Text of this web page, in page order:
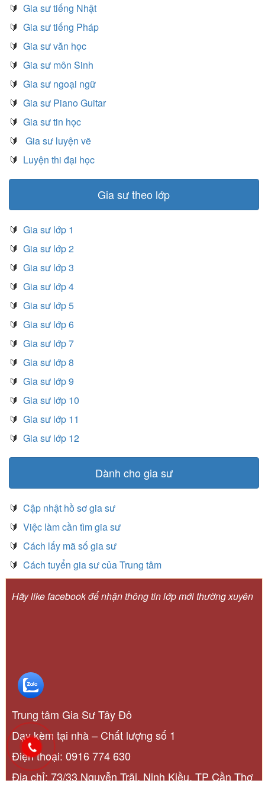
🔰 Gia sư tiếng Nhật
🔰 Gia sư tiếng Pháp
🔰 Gia sư văn học
🔰 Gia sư môn Sinh
🔰 Gia sư ngoại ngữ
🔰 Gia sư Piano Guitar
🔰 Gia sư tin học
🔰
Gia sư luyện vẽ
🔰 Luyện thi đại học
Gia sư theo lớp
🔰 Gia sư lớp 1
🔰 Gia sư lớp 2
🔰 Gia sư lớp 3
🔰 Gia sư lớp 4
🔰 Gia sư lớp 5
🔰 Gia sư lớp 6
🔰 Gia sư lớp 7
🔰 Gia sư lớp 8
🔰 Gia sư lớp 9
🔰 Gia sư lớp 10
🔰 Gia sư lớp 11
🔰 Gia sư lớp 12
Dành cho gia sư
🔰 Cập nhật hồ sơ gia sư
🔰 Việc làm cần tìm gia sư
🔰 Cách lấy mã số gia sư
🔰 Cách tuyển gia sư của Trung tâm
Hãy like facebook để nhận thông tin lớp mới thường xuyên
Trung tâm Gia Sư Tây Đô
Dạy kèm tại nhà – Chất lượng số 1
Điện thoại: 0916 774 630
Địa chỉ: 73/33 Nguyễn Trãi, Ninh Kiều, TP Cần Thơ